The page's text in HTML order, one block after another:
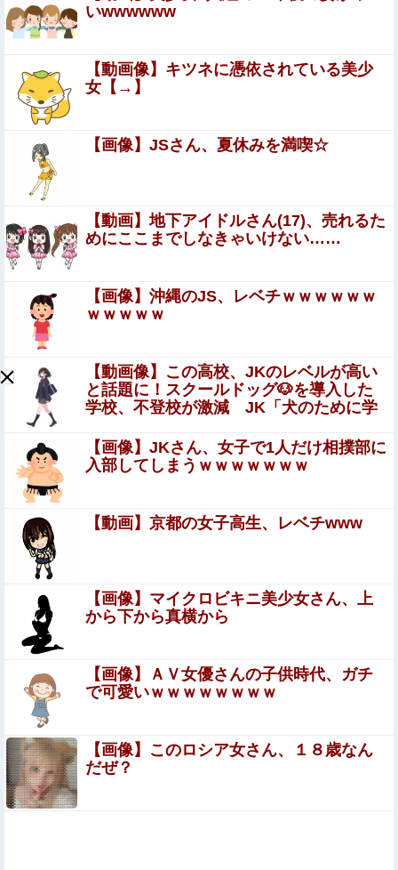
元グラドルAV女優・田野憂の寄付報告への中傷が酷すぎ
る…AVで稼いだ金は「汚い金」なのか
【画像】女さん「これがヤれる男ですｗｗｗｗｗｗこ
っちはヤれない････」⇒！
【悲報】ライザさん、お●ぱいを触られてしまうｗｗｗｗ
中国「日本は原爆被害者の立場で同情を買おうとするのを
止めろ」
いい大人になっても「顔が全て」と思い込み、友人の離婚
を「不釣り合いだからw」と嘲笑する哀れな男現るｗｗト
ーク力も投資の才能もあるBくんを叩いてドヤる顔ファン
男の浅はかさにガチで絶句
「居眠り運転かな？」→何度も追突→夫婦「これ
は事故じゃない」と気付く…
倉持由香、息子の「自閉スペクトラム症」診断にショック
で涙 見逃していた乳幼児期のサインとは
W杯アジア予選等で韓国サッカー協会がやらかしまくりだ
と発覚、「いきなり共同開催になったしな」と日韓共催の
件に言及する声も……
19/08/22週のゲーム購入検討。今週はスクエニRPG「鬼ノ
哭ク邦(オニノナククニ)」などが発売！
【動画】”別れさせ屋” のセ○クス、凄すぎるｗｗｗ そりゃ
肉便器に堕ちるわｗｗｗ
【朗報】プチプチで有名な川上産業、社名を「プチプチ株
式会社」に変更ｗｗｗｗｗ
カープ床田『左肩関節周囲炎(通称四十肩)』との診断。最
短での復帰も視野他
美女や美少女が自分で尻を広げて、お尻の穴を見せつける
【悲報】なんでも「へへっｗ」って誤魔化してきたワイの
末路がこちらｗｗｗｗｗｗｗｗｗｗ
【衝撃】広末涼子さんが地上波にスピード復帰できる
理由←コレ、誰にも分からない模様w w w w w w w w
【ガンダム】サブアームは太いのと細いのどっちが好み？
いwwwwww
【動画像】キツネに憑依されている美少
女【→】
【画像】JSさん、夏休みを満喫☆
【動画】地下アイドルさん(17)、売れるた
めにここまでしなきゃいけない……
【画像】沖縄のJS、レベチｗｗｗｗｗｗ
ｗｗｗｗｗ
【動画像】この高校、JKのレベルが高い
と話題に！スクールドッグ🐶を導入した
学校、不登校が激減 JK「犬のために学
【画像】JKさん、女子で1人だけ相撲部に
入部してしまうｗｗｗｗｗｗｗ
【動画】京都の女子高生、レベチwww
【画像】マイクロビキニ美少女さん、上
から下から真横から
【画像】ＡＶ女優さんの子供時代、ガチ
で可愛いｗｗｗｗｗｗｗｗ
【画像】このロシア女さん、１８歳なん
だぜ？